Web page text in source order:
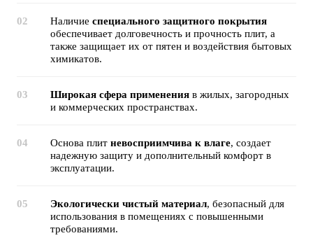
Наличие специального защитного покрытия
обеспечивает долговечность и прочность плит, а
также защищает их от пятен и воздействия бытовых
химикатов.
Широкая сфера применения в жилых, загородных
и коммерческих пространствах.
Основа плит невосприимчива к влаге, создает
надежную защиту и дополнительный комфорт в
эксплуатации.
Экологически чистый материал, безопасный для
использования в помещениях с повышенными
требованиями.